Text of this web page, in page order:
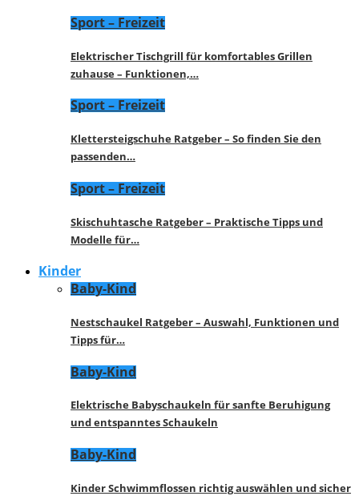
Sport – Freizeit
Elektrischer Tischgrill für komfortables Grillen
zuhause – Funktionen,…
Sport – Freizeit
Klettersteigschuhe Ratgeber – So finden Sie den
passenden…
Sport – Freizeit
Skischuhtasche Ratgeber – Praktische Tipps und
Modelle für…
Kinder
Baby-Kind
Nestschaukel Ratgeber – Auswahl, Funktionen und
Tipps für…
Baby-Kind
Elektrische Babyschaukeln für sanfte Beruhigung
und entspanntes Schaukeln
Baby-Kind
Kinder Schwimmflossen richtig auswählen und sicher